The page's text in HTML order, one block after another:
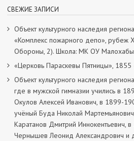
СВЕЖИЕ ЗАПИСИ
Объект культурного наследия
«Комплекс пожарного депо», рубеж
Обороны, 2). Школа: МК ОУ
«Церковь Параскевы Пятницы», 1855
Объект культурного наследия
где в мужской гимназии учились в
Окулов Алексей Иванович, в 1899-
учёный Буда Николай
Каратанов Дмитрий Иннокентьевич,
Чернышев Леонид Александрович и